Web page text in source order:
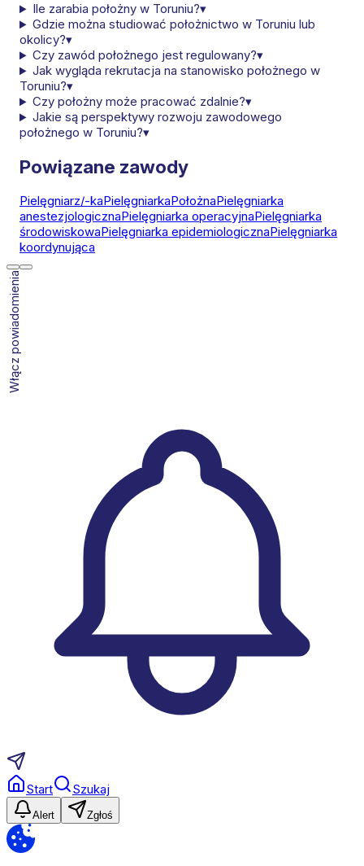
Ile zarabia położny w Toruniu?▾
Gdzie można studiować położnictwo w Toruniu lub
okolicy?▾
Czy zawód położnego jest regulowany?▾
Jak wygląda rekrutacja na stanowisko położnego w
Toruniu?▾
Czy położny może pracować zdalnie?▾
Jakie są perspektywy rozwoju zawodowego
położnego w Toruniu?▾
Powiązane zawody
Pielęgniarz/-kaPielęgniarkaPołożnaPielęgniarka
anestezjologicznaPielęgniarka operacyjnaPielęgniarka
środowiskowaPielęgniarka epidemiologicznaPielęgniarka
koordynująca
Włącz powiadomienia
Start Szukaj
Alert Zgłoś